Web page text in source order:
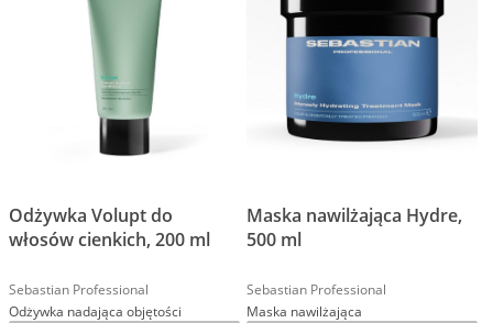
Odżywka Volupt do
włosów cienkich, 200 ml
Sebastian Professional
Odżywka nadająca objętości
Maska nawilżająca Hydre,
500 ml
Sebastian Professional
Maska nawilżająca